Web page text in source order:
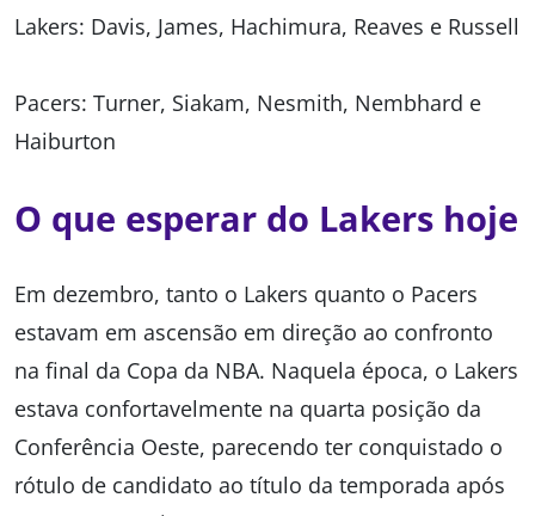
Lakers: Davis, James, Hachimura, Reaves e Russell
Pacers: Turner, Siakam, Nesmith, Nembhard e
Haiburton
O que esperar do Lakers hoje
Em dezembro, tanto o Lakers quanto o Pacers
estavam em ascensão em direção ao confronto
na final da Copa da NBA. Naquela época, o Lakers
estava confortavelmente na quarta posição da
Conferência Oeste, parecendo ter conquistado o
rótulo de candidato ao título da temporada após